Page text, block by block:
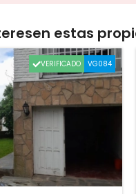
estas
VERIFICADO VG084